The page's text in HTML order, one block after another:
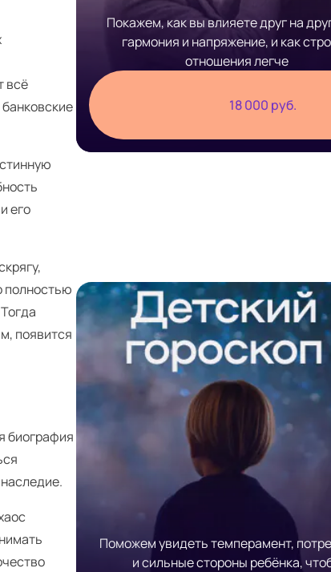
всё
его
полностью
появится
биография
Покажем, как вы влияете друг на
гармония и напряжение, и как
отношения легче
18 000 руб.
Поможем увидеть темперамент,
и сильные стороны ребёнка,